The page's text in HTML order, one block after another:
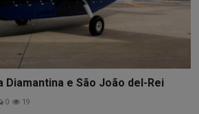
Diamantina e São João del-Rei
0 19